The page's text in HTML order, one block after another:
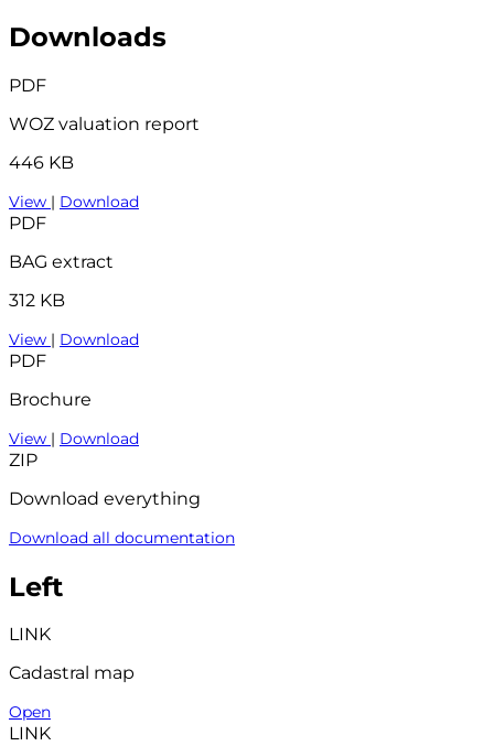
Downloads
PDF
WOZ valuation report
446 KB
View | Download
PDF
BAG extract
312 KB
View | Download
PDF
Brochure
View | Download
ZIP
Download everything
Download all documentation
Left
LINK
Cadastral map
Open
LINK